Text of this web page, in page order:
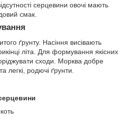
серцевини овочі мають
смак.
ґрунту. Насіння висівають
літа. Для формування якісних
сходи. Морква добре
легкі, родючі ґрунти.